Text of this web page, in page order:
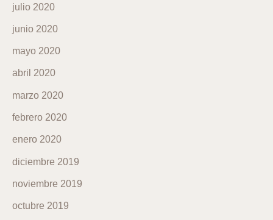
julio 2020
junio 2020
mayo 2020
abril 2020
marzo 2020
febrero 2020
enero 2020
diciembre 2019
noviembre 2019
octubre 2019